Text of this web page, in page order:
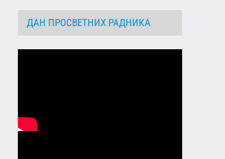
ДАН ПРОСВЕТНИХ РАДНИКА